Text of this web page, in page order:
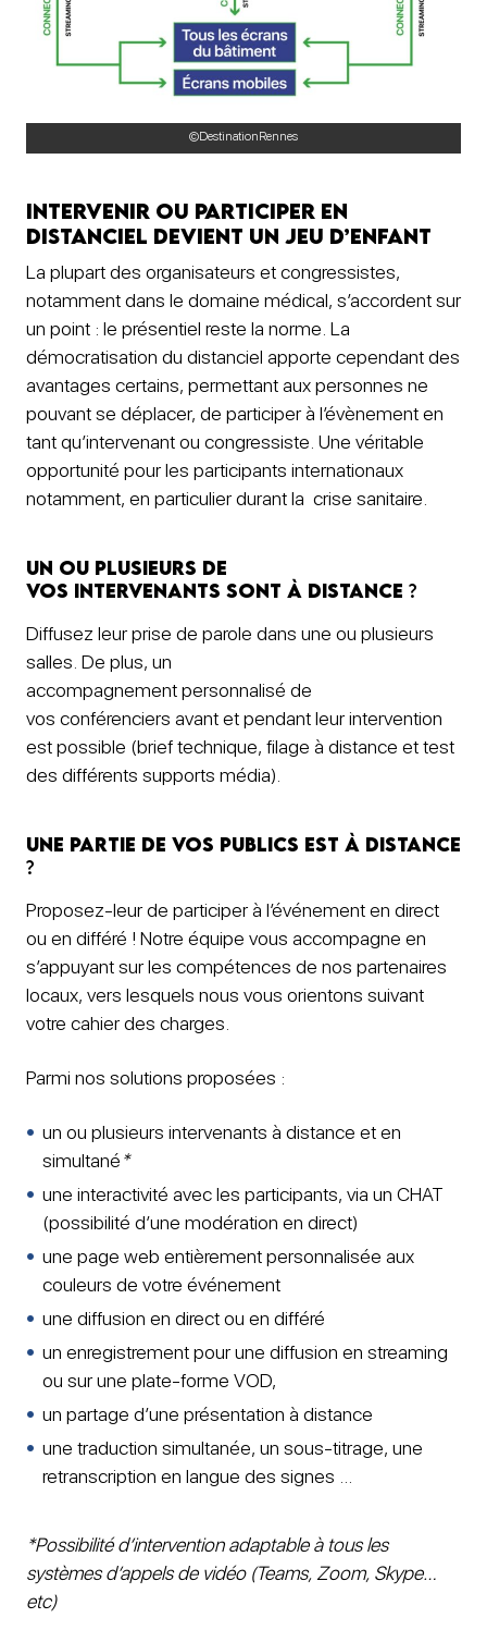
©DestinationRennes
Intervenir ou participer en
distanciel devient un jeu d’enfant
La plupart des organisateurs et congressistes,
notamment dans le domaine médical, s’accordent sur
un point : le présentiel reste la norme. La
démocratisation du distanciel apporte cependant des
avantages certains, permettant aux personnes ne
pouvant se déplacer, de participer à l’évènement en
tant qu’intervenant ou congressiste. Une véritable
opportunité pour les participants internationaux
notamment, en particulier durant la crise sanitaire.
Un ou plusieurs de
vos intervenants sont à distance ?
Diffusez leur prise de parole dans une ou plusieurs
salles. De plus, un
accompagnement personnalisé de
vos conférenciers avant et pendant leur intervention
est possible (brief technique, filage à distance et test
des différents supports média).
Une partie de vos publics est à distance
?
Proposez-leur de participer à l’événement en direct
ou en différé ! Notre équipe vous accompagne en
s’appuyant sur les compétences de nos partenaires
locaux, vers lesquels nous vous orientons suivant
votre cahier des charges.
Parmi nos solutions proposées :
un ou plusieurs intervenants à distance et en
simultané*
une interactivité avec les participants, via un CHAT
(possibilité d’une modération en direct)
une page web entièrement personnalisée aux
couleurs de votre événement
une diffusion en direct ou en différé
un enregistrement pour une diffusion en streaming
ou sur une plate-forme VOD,
un partage d’une présentation à distance
une traduction simultanée, un sous-titrage, une
retranscription en langue des signes …
*Possibilité d’intervention adaptable à tous les
systèmes d’appels de vidéo (Teams, Zoom, Skype…
etc)​